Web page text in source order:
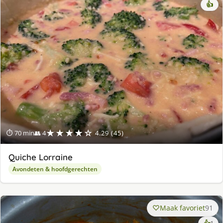
⏱ 70 min👥 4★★★★☆ 4.29 (45)
👍
Quiche Lorraine
Avondeten & hoofdgerechten
Maak favoriet91